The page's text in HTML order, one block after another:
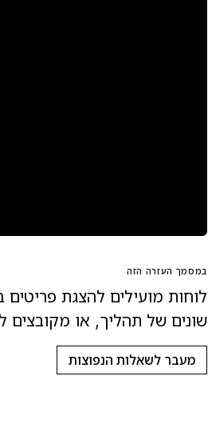
במסמך העזרה הזה
לוחות מועילים להצגת
שונים של תהליך, או מקובצים
מעבר לשאלות הנפוצות